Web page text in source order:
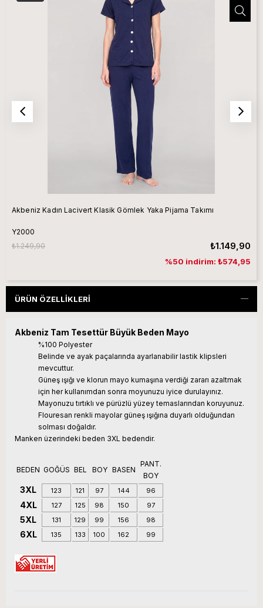
Akbeniz Kadın Lacivert Klasik Gömlek Yaka Pijama Takımı
Y2000
₺1.149,90
₺1.249,90
%50 indirim: ₺574,95
ÜRÜN ÖZELLIKLERI
Akbeniz Tam Tesettür Büyük Beden Mayo
%100 Polyester
Belinde ve ayak paçalarında ayarlanabilir lastik klipsleri
mevcuttur.
Güneş ışığı ve klorun mayo kumaşına verdiği zararı azaltmak
için her kullanımdan sonra moyunuzu iyice durulayınız.
Mayonuzu tırtıklı ve pürüzlü yüzey temaslarından koruyunuz.
Flouresan renkli mayolar güneş ışığına duyarlı olduğundan
solması doğaldır.
Manken üzerindeki beden 3XL bedendir.
BEDEN GOĞÜS BEL BOY BASEN
PANT.
BOY
3XL 123 121 97 144 96
4XL 127 125 98 150 97
5XL 131 129 99 156 98
6XL 135 133 100 162 99